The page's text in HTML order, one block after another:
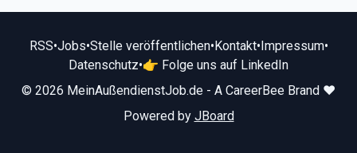
RSS•Jobs•Stelle veröffentlichen•Kontakt•Impressum•
Datenschutz•👉 Folge uns auf LinkedIn
© 2026 MeinAußendienstJob.de - A CareerBee Brand ❤️
Powered by JBoard